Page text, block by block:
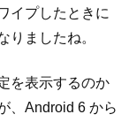
イプしたときに
りましたね。
を表示するのか
、Android 6 から